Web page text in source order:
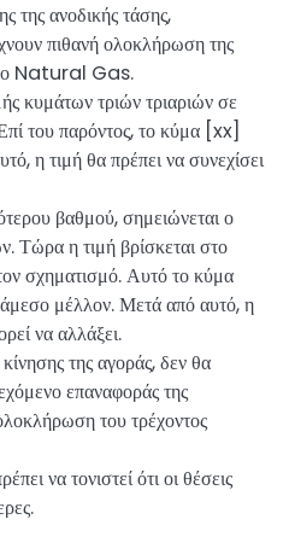
της ανοδικής τάσης,
πιθανή ολοκλήρωση της
Natural Gas.
κυμάτων τριών τριαριών σε
του παρόντος, το κύμα [xx]
η τιμή θα πρέπει να συνεχίσει
βαθμού, σημειώνεται ο
Τώρα η τιμή βρίσκεται στο
σχηματισμό. Αυτό το κύμα
άμεσο μέλλον. Μετά από αυτό, η
να αλλάξει.
της αγοράς, δεν θα
επαναφοράς της
του τρέχοντος
να τονιστεί ότι οι θέσεις